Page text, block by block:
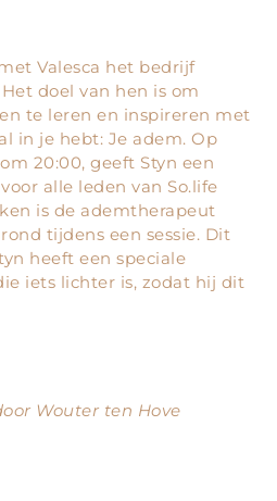
Valesca het bedrijf
doel van hen is om
te leren en inspireren met
in je hebt: Je adem. Op
20:00, geeft Styn een
alle leden van So.life
is de ademtherapeut
tijdens een sessie. Dit
heeft een speciale
iets lichter is, zodat hij dit
Wouter ten Hove